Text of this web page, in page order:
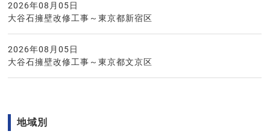
2026年08月05日
大谷石擁壁改修工事～東京都新宿区
2026年08月05日
大谷石擁壁改修工事～東京都文京区
地域別